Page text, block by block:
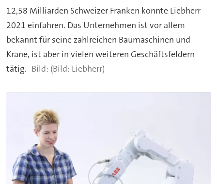
12,58 Milliarden Schweizer Franken konnte Liebherr
2021 einfahren. Das Unternehmen ist vor allem
bekannt für seine zahlreichen Baumaschinen und
Krane, ist aber in vielen weiteren Geschäftsfeldern
tätig.
(Bild: Liebherr)